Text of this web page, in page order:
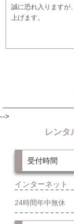
誠に恐れ入りますが
上げます。
-->
レン
受付時間
インターネット
24時間年中無休